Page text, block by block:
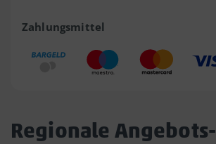
Zahlungsmittel
Regionale Angebots-